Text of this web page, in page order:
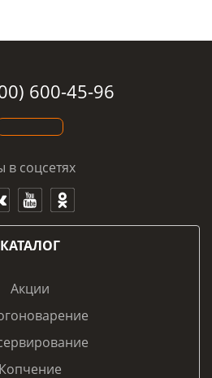
600-45-96
в соцсетях
КАТАЛОГ
Акции
Копчение